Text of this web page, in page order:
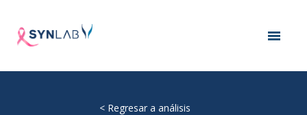
< Regresar a análisis